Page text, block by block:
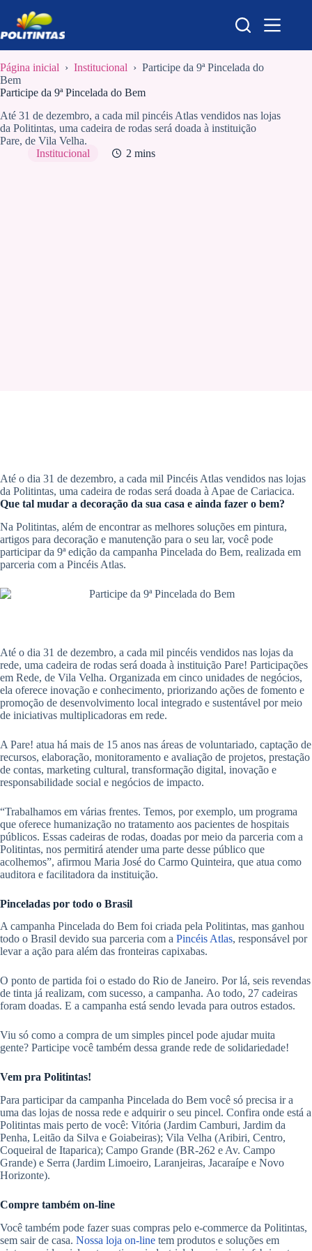
para
o
conteúdo
Página inicial › Institucional › Participe da 9ª Pincelada do
Bem
Participe da 9ª Pincelada do Bem
Até 31 de dezembro, a cada mil pincéis Atlas vendidos nas lojas
da Politintas, uma cadeira de rodas será doada à instituição
Pare, de Vila Velha.
Institucional
2 mins
Até o dia 31 de dezembro, a cada mil Pincéis Atlas vendidos nas lojas
da Politintas, uma cadeira de rodas será doada à Apae de Cariacica.
Que tal mudar a decoração da sua casa e ainda fazer o bem?
Na Politintas, além de encontrar as melhores soluções em pintura,
artigos para decoração e manutenção para o seu lar, você pode
participar da 9ª edição da campanha Pincelada do Bem, realizada em
parceria com a Pincéis Atlas.
Até o dia 31 de dezembro, a cada mil pincéis vendidos nas lojas da
rede, uma cadeira de rodas será doada à instituição Pare! Participações
em Rede, de Vila Velha. Organizada em cinco unidades de negócios,
ela oferece inovação e conhecimento, priorizando ações de fomento e
promoção de desenvolvimento local integrado e sustentável por meio
de iniciativas multiplicadoras em rede.
A Pare! atua há mais de 15 anos nas áreas de voluntariado, captação de
recursos, elaboração, monitoramento e avaliação de projetos, prestação
de contas, marketing cultural, transformação digital, inovação e
responsabilidade social e negócios de impacto.
“Trabalhamos em várias frentes. Temos, por exemplo, um programa
que oferece humanização no tratamento aos pacientes de hospitais
públicos. Essas cadeiras de rodas, doadas por meio da parceria com a
Politintas, nos permitirá atender uma parte desse público que
acolhemos”, afirmou Maria José do Carmo Quinteira, que atua como
auditora e facilitadora da instituição.
Pinceladas por todo o Brasil
A campanha Pincelada do Bem foi criada pela Politintas, mas ganhou
todo o Brasil devido sua parceria com a Pincéis Atlas, responsável por
levar a ação para além das fronteiras capixabas.
O ponto de partida foi o estado do Rio de Janeiro. Por lá, seis revendas
de tinta já realizam, com sucesso, a campanha. Ao todo, 27 cadeiras
foram doadas. E a campanha está sendo levada para outros estados.
Viu só como a compra de um simples pincel pode ajudar muita
gente? Participe você também dessa grande rede de solidariedade!
Vem pra Politintas!
Para participar da campanha Pincelada do Bem você só precisa ir a
uma das lojas de nossa rede e adquirir o seu pincel. Confira onde está a
Politintas mais perto de você: Vitória (Jardim Camburi, Jardim da
Penha, Leitão da Silva e Goiabeiras); Vila Velha (Aribiri, Centro,
Coqueiral de Itaparica); Campo Grande (BR-262 e Av. Campo
Grande) e Serra (Jardim Limoeiro, Laranjeiras, Jacaraípe e Novo
Horizonte).
Compre também on-line
Você também pode fazer suas compras pelo e-commerce da Politintas,
sem sair de casa. Nossa loja on-line tem produtos e soluções em